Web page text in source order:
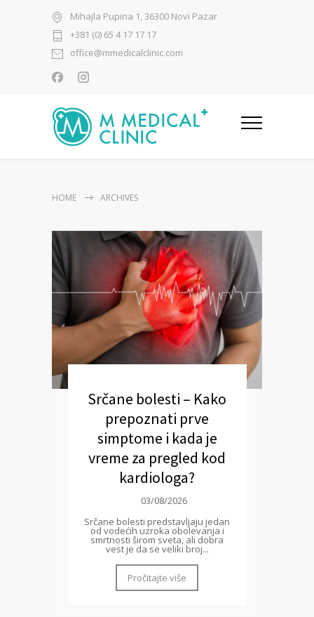
Mihajla Pupina 1, 36300 Novi Pazar
+381 (0) 65 4 17 17 17
office@mmedicalclinic.com
HOME ARCHIVES
Srčane bolesti – Kako
prepoznati prve
simptome i kada je
vreme za pregled kod
kardiologa?
03/08/2026
Srčane bolesti predstavljaju jedan
od vodećih uzroka obolevanja i
smrtnosti širom sveta, ali dobra
vest je da se veliki broj...
Pročitajte više